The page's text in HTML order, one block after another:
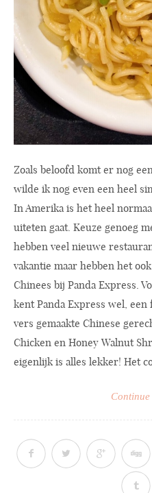
Zoals beloofd komt er nog
wilde ik nog even een heel
In Amerika is het heel
uiteten gaat. Keuze genoeg
hebben veel nieuwe
vakantie maar hebben het
Chinees bij Panda Express.
kent Panda Express wel,
vers gemaakte Chinese
Chicken en Honey Walnut
eigenlijk is alles lekker! Het